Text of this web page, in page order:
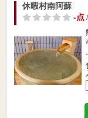
休暇村南阿蘇
-点/